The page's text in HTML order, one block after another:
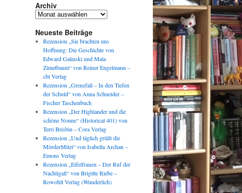
Archiv
Archiv
Neueste Beiträge
Rezension „Sie brachten uns
Hoffnung: Die Geschichte von
Edward Galinski und Mala
Zimetbaum“ von Reiner Engelmann –
cbt Verlag
Rezension „Grenzfall – In den Tiefen
der Schuld“ von Anna Schneider –
Fischer Taschenbuch
Rezension „Der Highlander und die
schöne Nonne“ (Historical 401) von
Terri Brisbin – Cora Verlag
Rezension „Und täglich grüßt die
MörderMitzi“ von Isabella Archan –
Emons Verlag
Rezension „Eifelfrauen – Der Ruf der
Nachtigall“ von Brigitte Riebe –
Rowohlt Verlag (Wunderlich)